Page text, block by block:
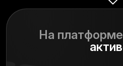
На платформе